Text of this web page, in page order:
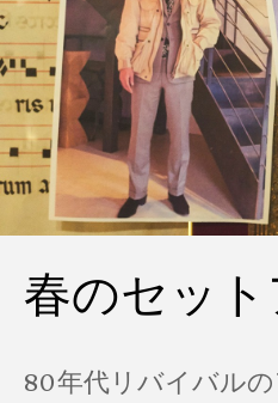
春のセッ
80年代リバイバル